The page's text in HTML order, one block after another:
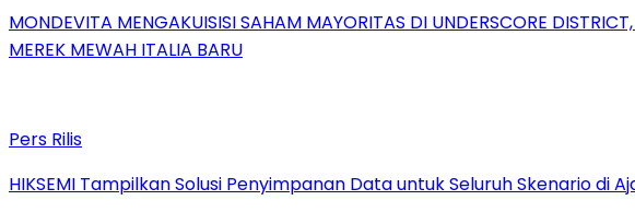
MONDEVITA MENGAKUISISI SAHAM MAYORITAS DI UNDERSCORE
MEREK MEWAH ITALIA BARU
Pers Rilis
HIKSEMI Tampilkan Solusi Penyimpanan Data untuk Seluruh Skenario di